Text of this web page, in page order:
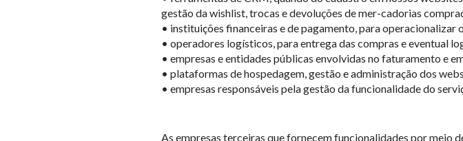
gestão da wishlist, trocas e devoluções de mer-cadorias
• instituições financeiras e de pagamento, para operacionalizar
• operadores logísticos, para entrega das compras e eventual
• empresas e entidades públicas envolvidas no faturamento e
• plataformas de hospedagem, gestão e administração dos
• empresas responsáveis pela gestão da funcionalidade do
As empresas terceiras que fornecem funcionalidades por meio